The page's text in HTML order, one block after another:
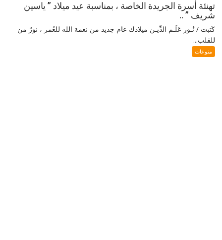
تهنئة أسرة الجريدة الخاصة ، بمناسبة عيد ميلاد ” ياسين
شريف ” ..
كَتبت / نُـور عَلَـم الدِّيـن ميلادك عام جديد من نعمة الله للعُمر ، نورٌ من
للقلب...
منوعات